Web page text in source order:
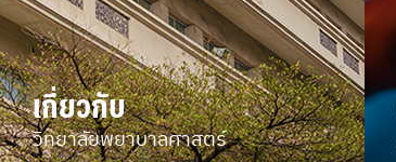
เกี่ยวกับ
วิทยาลัยพยาบาลศาสตร์